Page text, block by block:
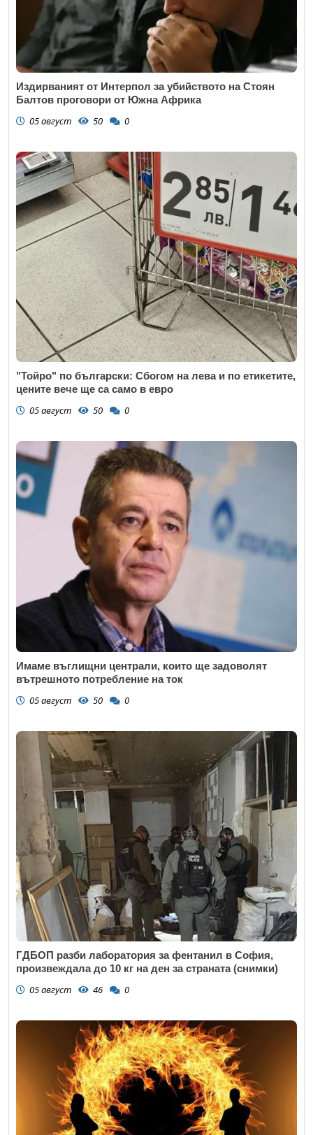
Издирваният от Интерпол за убийството на Стоян
Балтов проговори от Южна Африка
05 август 50 0
"Тойро" по български: Сбогом на лева и по етикетите,
цените вече ще са само в евро
05 август 50 0
Имаме въглищни централи, които ще задоволят
вътрешното потребление на ток
05 август 50 0
ГДБОП разби лаборатория за фентанил в София,
произвеждала до 10 кг на ден за страната (снимки)
05 август 46 0